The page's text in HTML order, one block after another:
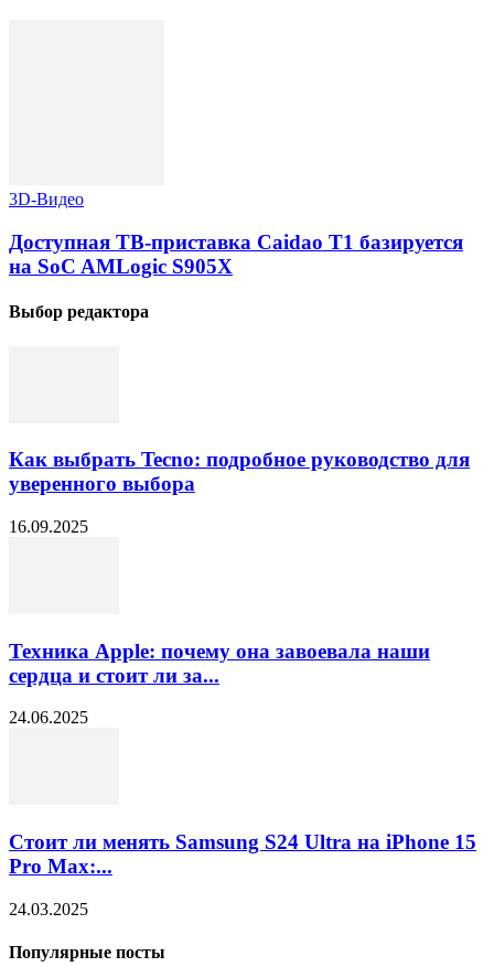
3D-Видео
Доступная ТВ-приставка Caidao T1 базируется
на SoC AMLogic S905X
Выбор редактора
Как выбрать Tecno: подробное руководство для
уверенного выбора
16.09.2025
Техника Apple: почему она завоевала наши
сердца и стоит ли за...
24.06.2025
Стоит ли менять Samsung S24 Ultra на iPhone 15
Pro Max:...
24.03.2025
Популярные посты